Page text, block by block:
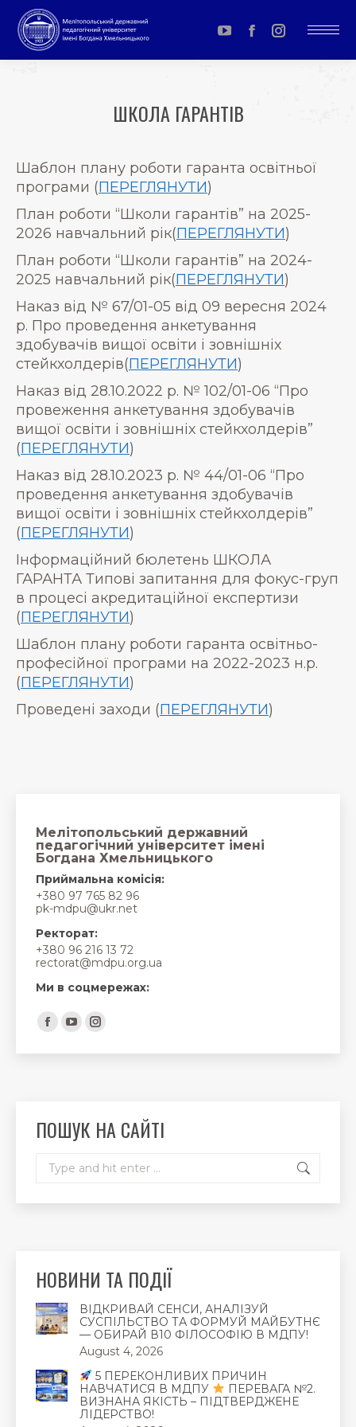
YouTube
page
in
window
Facebook
page
window
Instagram
page
window
ШКОЛА ГАРАНТІВ
Шаблон плану роботи гаранта освітньої
програми (ПЕРЕГЛЯНУТИ)
План роботи “Школи гарантів” на 2025-
2026 навчальний рік(ПЕРЕГЛЯНУТИ)
План роботи “Школи гарантів” на 2024-
2025 навчальний рік(ПЕРЕГЛЯНУТИ)
Наказ від № 67/01-05 від 09 вересня 2024
р. Про проведення анкетування
здобувачів вищої освіти і зовнішніх
стейкхолдерів(ПЕРЕГЛЯНУТИ)
Наказ від 28.10.2022 р. № 102/01-06 “Про
провеження анкетування здобувачів
вищої освіти і зовнішніх стейкхолдерів”
(ПЕРЕГЛЯНУТИ)
Наказ від 28.10.2023 р. № 44/01-06 “Про
проведення анкетування здобувачів
вищої освіти і зовнішніх стейкхолдерів”
(ПЕРЕГЛЯНУТИ)
Інформаційний бюлетень ШКОЛА
ГАРАНТА Типові запитання для фокус-груп
в процесі акредитаційної експертизи
(ПЕРЕГЛЯНУТИ)
Шаблон плану роботи гаранта освітньо-
професійної програми на 2022-2023 н.р.
(ПЕРЕГЛЯНУТИ)
Проведені заходи (ПЕРЕГЛЯНУТИ)
Мелітопольський державний
педагогічний університет імені
Богдана Хмельницького
Приймальна комісія:
+380 97 765 82 96
pk-mdpu@ukr.net
Ректорат:
+380 96 216 13 72
rectorat@mdpu.org.ua
Ми в соцмережах:
Find us on:
Facebook
page
window
YouTube
page
window
Instagram
page
window
ПОШУК НА САЙТІ
НОВИНИ ТА ПОДІЇ
ВІДКРИВАЙ СЕНСИ, АНАЛІЗУЙ
СУСПІЛЬСТВО ТА ФОРМУЙ МАЙБУТНЄ
— ОБИРАЙ В10 ФІЛОСОФІЮ В МДПУ!
August 4, 2026
5 ПЕРЕКОНЛИВИХ ПРИЧИН
НАВЧАТИСЯ В МДПУ
ПЕРЕВАГА №2.
ВИЗНАНА ЯКІСТЬ – ПІДТВЕРДЖЕНЕ
ЛІДЕРСТВО!